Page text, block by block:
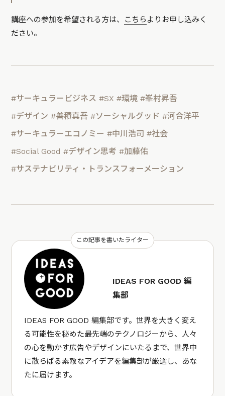
講座への参加を希望される方は、 こちら よりお申し込みく
ださい。
#サーキュラービジネス #SX #環境 #峯村昇吾
#デザイン #善積真吾 #ソーシャルグッド #河合洋平
#サーキュラーエコノミー #中川浩司 #社会
#Social Good #デザイン思考 #加藤佑
#サステナビリティ・トランスフォーメーション
この記事を書いたライター
IDEAS FOR GOOD 編
集部
IDEAS FOR GOOD 編集部です。世界を大きく変え
る可能性を秘めた最先端のテクノロジーから、人々
の心を動かす広告やデザインにいたるまで、世界中
に散らばる素敵なアイデアを編集部が厳選し、あな
たに届けます。